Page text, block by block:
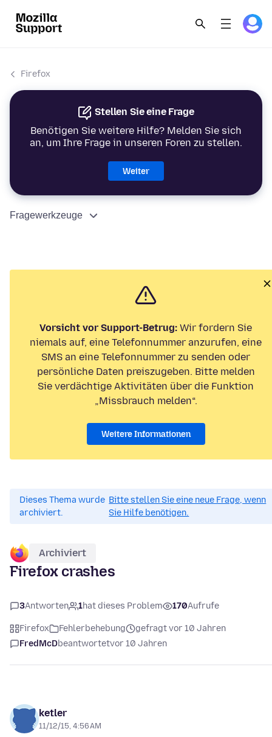
Firefox
Stellen Sie eine Frage
Benötigen Sie weitere Hilfe? Melden Sie sich
an, um Ihre Frage in unseren Foren zu stellen.
Weiter
Fragewerkzeuge
Vorsicht vor Support-Betrug: Wir fordern Sie
niemals auf, eine Telefonnummer anzurufen, eine
SMS an eine Telefonnummer zu senden oder
persönliche Daten preiszugeben. Bitte melden
Sie verdächtige Aktivitäten über die Funktion
„Missbrauch melden“.
Weitere Informationen
Dieses Thema wurde
archiviert.
Bitte stellen Sie eine neue Frage, wenn
Sie Hilfe benötigen.
Archiviert
Firefox crashes
3Antworten 1hat dieses Problem 170Aufrufe
Firefox Fehlerbehebung
gefragt vor 10 Jahren
FredMcDbeantwortetvor 10 Jahren
ketler
11/12/15, 4:56 AM